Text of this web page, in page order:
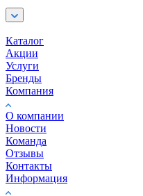
Каталог
Акции
Услуги
Бренды
Компания
О компании
Новости
Команда
Отзывы
Контакты
Информация